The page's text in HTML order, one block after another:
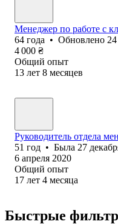
Менеджер по работе с
64 года • Обновлено
4 000 ₴
Общий опыт
13 лет 8 месяцев
Руководитель отдела
51 год • Была 27
6 апреля 2020
Общий опыт
17 лет 4 месяца
Быстрые